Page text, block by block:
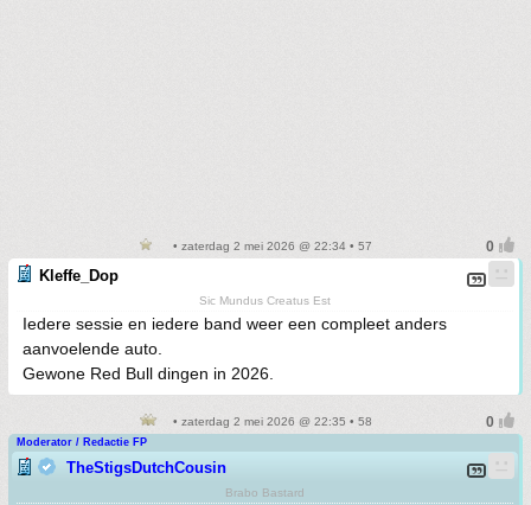
• zaterdag 2 mei 2026 @ 22:34 • 57
Kleffe_Dop
Sic Mundus Creatus Est
Iedere sessie en iedere band weer een compleet anders
aanvoelende auto.
Gewone Red Bull dingen in 2026.
• zaterdag 2 mei 2026 @ 22:35 • 58
Moderator / Redactie FP
TheStigsDutchCousin
Brabo Bastard